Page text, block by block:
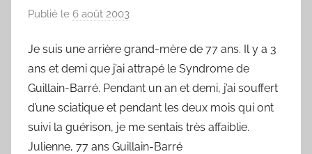
Publié le 6 août 2003
r
F
r
e
d
Je suis une arrière grand-mère de 77 ans. Il y a 3
ans et demi que j’ai attrapé le Syndrome de
Guillain-Barré. Pendant un an et demi, j’ai souffert
d’une sciatique et pendant les deux mois qui ont
suivi la guérison, je me sentais très affaiblie.
Julienne, 77 ans Guillain-Barré